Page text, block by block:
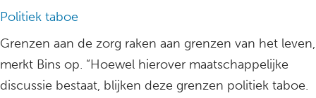
Politiek taboe
Grenzen aan de zorg raken aan grenzen van het leven,
merkt Bins op. “Hoewel hierover maatschappelijke
discussie bestaat, blijken deze grenzen politiek taboe.